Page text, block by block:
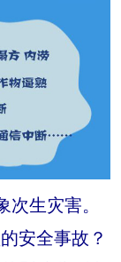
生灾害。
安全事故？